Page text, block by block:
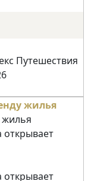
Путешествия
жилья